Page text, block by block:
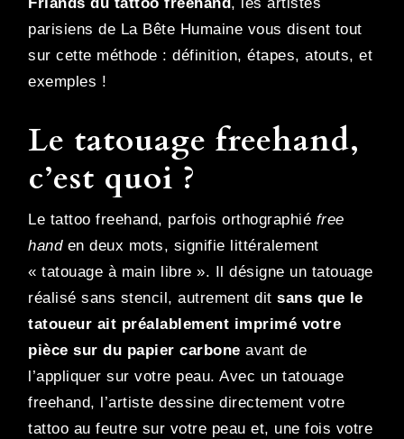
Friands du tattoo freehand , les artistes
parisiens de La Bête Humaine vous disent tout
sur cette méthode : définition, étapes, atouts, et
exemples !
Le tatouage freehand,
c’est quoi ?
Le tattoo freehand, parfois orthographié free
handen deux mots, signifie littéralement
« tatouage à main libre ». Il désigne un tatouage
réalisé sans stencil, autrement dit sans que le
tatoueur ait préalablement imprimé votre
pièce sur du papier carbone avant de
l’appliquer sur votre peau. Avec un tatouage
freehand, l’artiste dessine directement votre
tattoo au feutre sur votre peau et, une fois votre